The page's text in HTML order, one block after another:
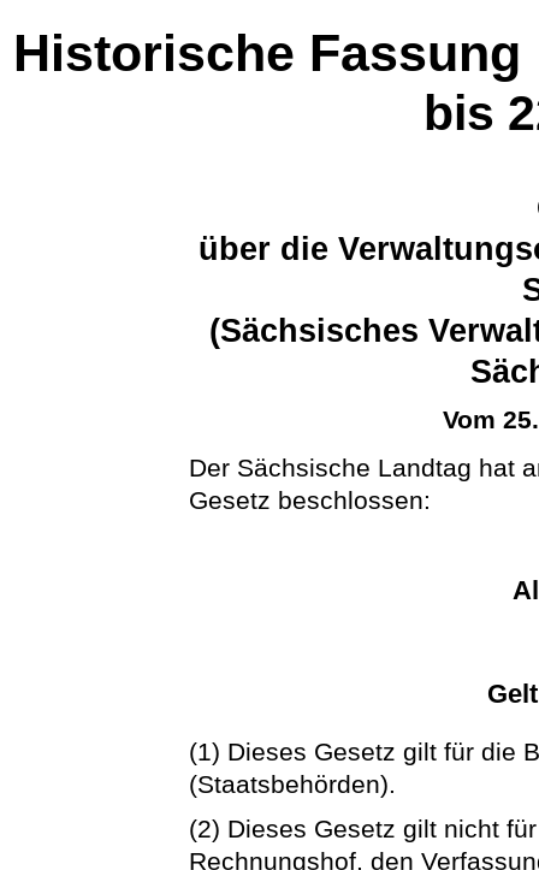
Historische Fassung
bis
über die
(Sächsisches
Vom
Der Sächsische Landtag hat
Gesetz beschlossen:
(1) Dieses Gesetz gilt für die
(Staatsbehörden).
(2) Dieses Gesetz gilt nicht
Rechnungshof, den